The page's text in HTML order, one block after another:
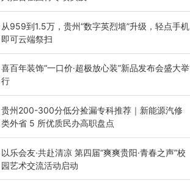
为扎实推进2026“千团万人推普强国行”大学生暑
期社会实践，牢牢紧扣 “雅韵传普…
从959到1.5万，贵州“数字英烈墙”升级，轻点手机
即可云端祭扫
八一建军节到来之际，由贵州省退役军人事务厅指
导，贵阳市退役军人事务局联合贵州广电…
喜百年装饰“一口价·超极放心装”新品发布会盛大举
行
2026年7月31日，喜百年装饰“一口价·超极放心
装”新品发布会在贵阳隆重举行。…
贵州200-300分低分捡漏专科推荐｜新能源汽修
类外省 5 所优质民办高职盘点
在贵州省高考志愿填报体系中，200至300分数段
考生可选择的省内工科、新能源汽车…
以乐会友·共赴清凉 第四届“爽爽贵阳·青春之声”校
园艺术交流活动启动
七月的贵阳，清风送爽，第四届“爽爽贵阳·青春之